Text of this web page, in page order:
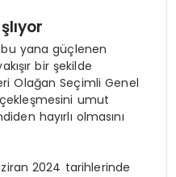
bu yana güçlenen
bir şekilde
Olağan Seçimli Genel
umut
hayırlı olmasını
2024 tarihlerinde